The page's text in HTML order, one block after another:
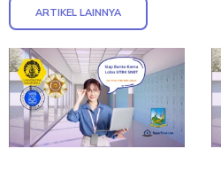
ARTIKEL LAINNYA